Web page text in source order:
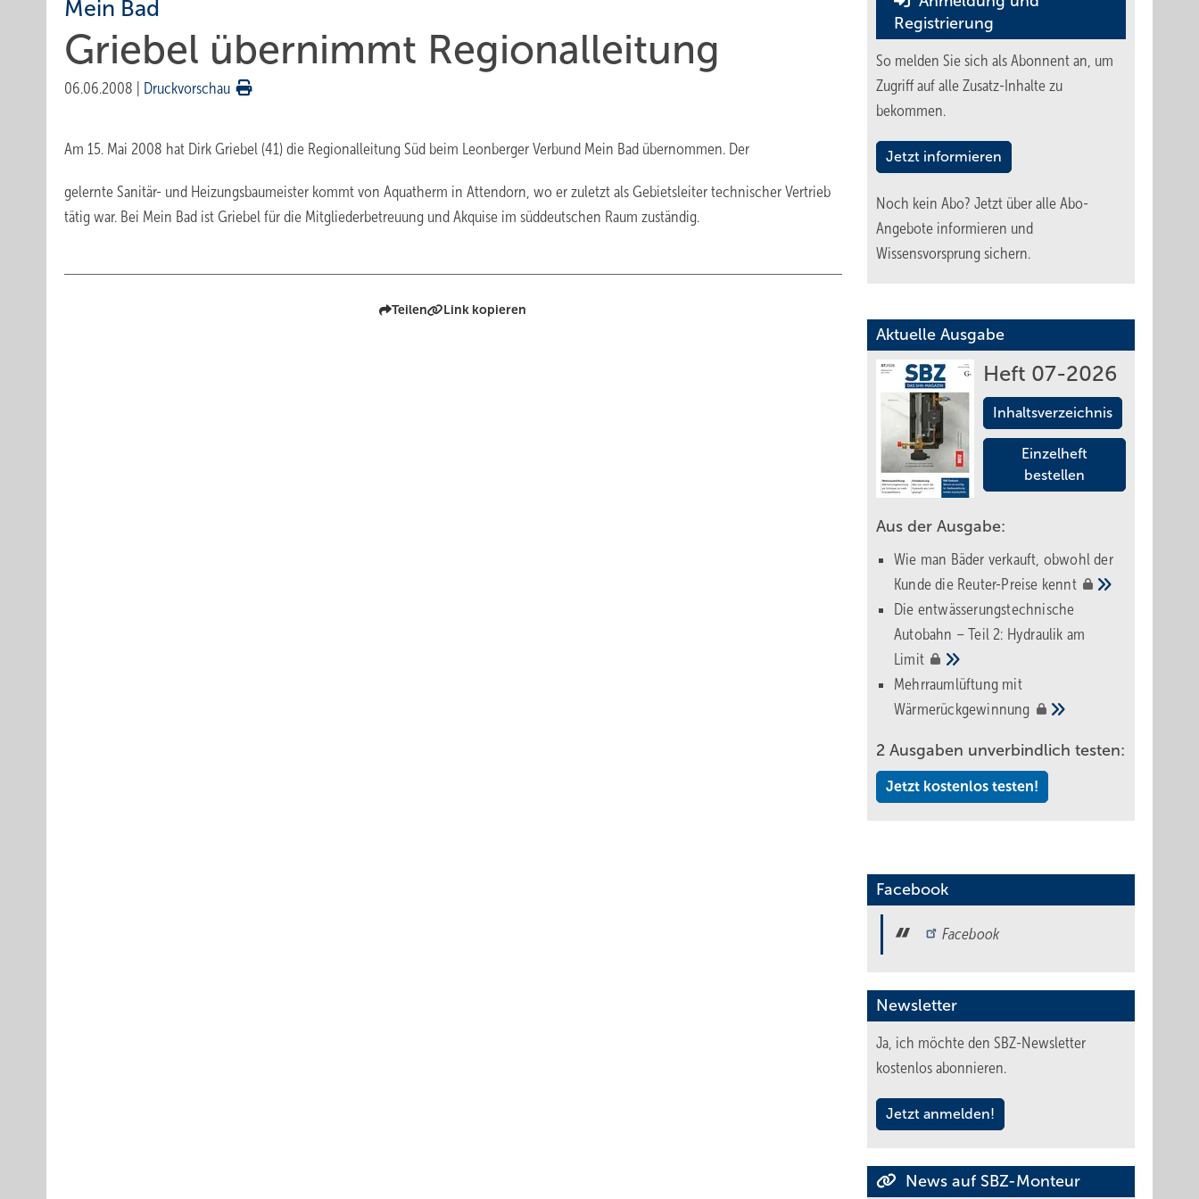
Mein Bad
Griebel übernimmt Regionalleitung
06.06.2008 Druckvorschau
Am 15. Mai 2008 hat Dirk Griebel (41) die Regionalleitung Süd beim Leonberger Verbund Mein Bad übernommen. Der
gelernte Sanitär- und Heizungsbaumeister kommt von Aquatherm in Attendorn, wo er zuletzt als Gebietsleiter technischer Vertrieb
tätig war. Bei Mein Bad ist Griebel für die Mitgliederbetreuung und Akquise im süddeutschen Raum zuständig.
Teilen Link kopieren
Registrierung
So melden Sie sich als Abonnent an, um
Zugriff auf alle Zusatz-Inhalte zu
bekommen.
Jetzt informieren
Noch kein Abo? Jetzt über alle Abo-
Angebote informieren und
Wissensvorsprung sichern.
Aktuelle Ausgabe
Heft 07-2026
Inhaltsverzeichnis
Einzelheft
bestellen
Aus der Ausgabe:
Wie man Bäder verkauft, obwohl der
Kunde die Reuter-Preise kennt
Die entwässerungstechnische
Autobahn – Teil 2: Hydraulik am
Limit
Mehrraumlüftung mit
Wärmerückgewinnung
2 Ausgaben unverbindlich testen:
Jetzt kostenlos testen!
Facebook
Facebook
Newsletter
Ja, ich möchte den SBZ-Newsletter
kostenlos abonnieren.
Jetzt anmelden!
News auf SBZ-Monteur